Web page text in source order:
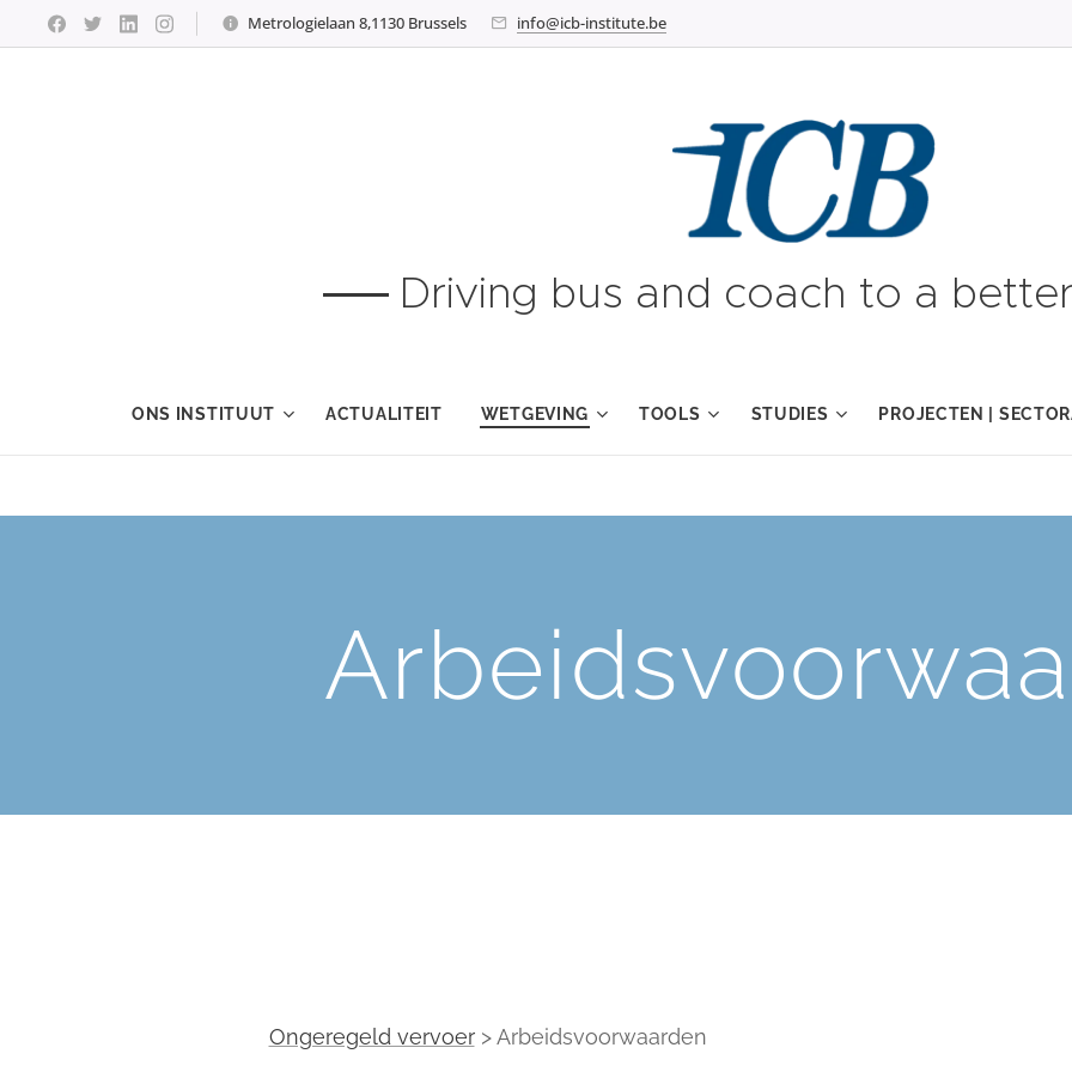
Metrologielaan 8,1130 Brussels info@icb-institute.be
Driving bus and coach to a
ONS INSTITUUT ACTUALITEIT WETGEVING TOOLS STUDIES PROJECTEN |
Ongeregeld vervoer> Arbeidsvoorwaarden